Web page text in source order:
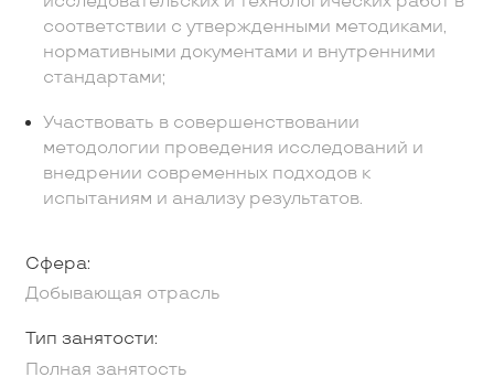
соответствии с утвержденными методиками,
нормативными документами и внутренними
стандартами;
Участвовать в совершенствовании
методологии проведения исследований и
внедрении современных подходов к
испытаниям и анализу результатов.
Сфера:
Добывающая отрасль
Тип занятости:
Полная занятость